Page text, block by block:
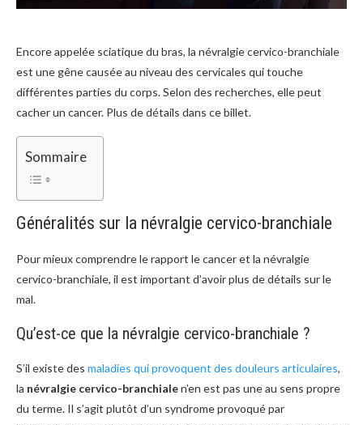
Encore appelée sciatique du bras, la névralgie cervico-branchiale
est une gêne causée au niveau des cervicales qui touche
différentes parties du corps. Selon des recherches, elle peut
cacher un cancer. Plus de détails dans ce billet.
Sommaire
Généralités sur la névralgie cervico-branchiale
Pour mieux comprendre le rapport le cancer et la névralgie
cervico-branchiale, il est important d’avoir plus de détails sur le
mal.
Qu’est-ce que la névralgie cervico-branchiale ?
S’il existe des maladies qui provoquent des douleurs articulaires,
la névralgie cervico-branchialen’en est pas une au sens propre
du terme. Il s’agit plutôt d’un syndrome provoqué par